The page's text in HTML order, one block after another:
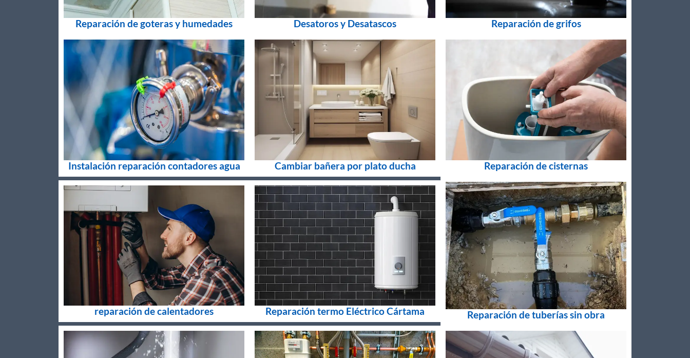
Reparación de goteras y humedades Desatoros y Desatascos Reparación de grifos
Instalación reparación contadores agua Cambiar bañera por plato ducha Reparación de cisternas
reparación de calentadores Reparación termo Eléctrico Cártama Reparación de tuberías sin obra